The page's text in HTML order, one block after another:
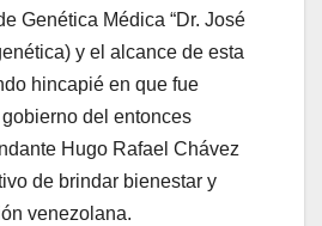
Genética Médica “Dr. José
y el alcance de esta
hincapié en que fue
del entonces
Hugo Rafael Chávez
de brindar bienestar y
venezolana.